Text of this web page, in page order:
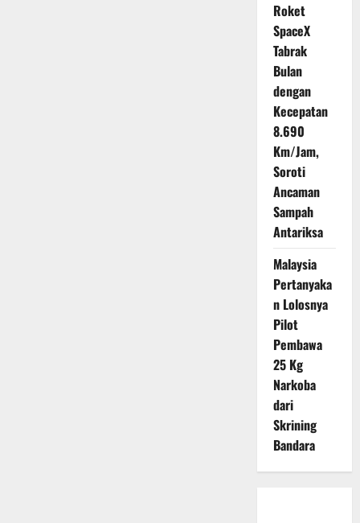
Roket
SpaceX
Tabrak
Bulan
dengan
Kecepatan
8.690
Km/Jam,
Soroti
Ancaman
Sampah
Antariksa
Malaysia
Pertanyaka
n Lolosnya
Pilot
Pembawa
25 Kg
Narkoba
dari
Skrining
Bandara